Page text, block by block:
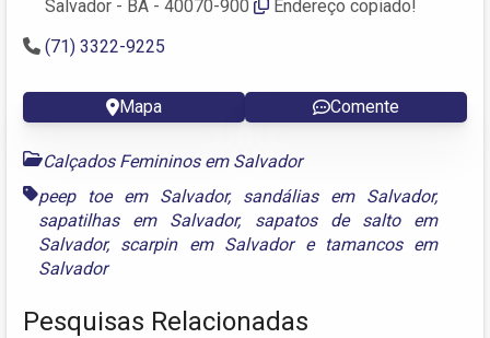
Salvador - BA - 40070-900
Endereço copiado!
(71) 3322-9225
Mapa Comente
Calçados Femininos em Salvador
peep toe em Salvador, sandálias em Salvador,
sapatilhas em Salvador, sapatos de salto em
Salvador, scarpin em Salvadore tamancos em
Salvador
Pesquisas Relacionadas